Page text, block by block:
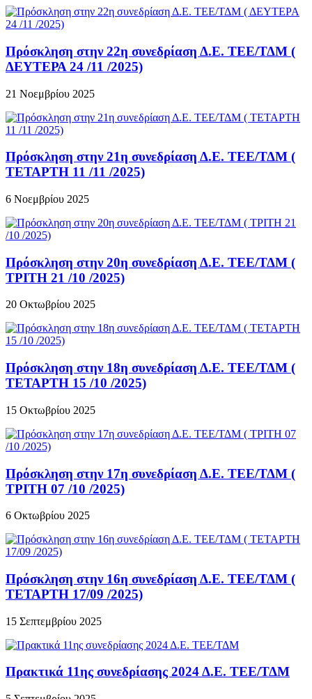
Πρόσκληση στην 22η συνεδρίαση Δ.Ε. ΤΕΕ/ΤΔΜ (
ΔΕΥΤΕΡΑ 24 /11 /2025)
21 Νοεμβρίου 2025
Πρόσκληση στην 21η συνεδρίαση Δ.Ε. ΤΕΕ/ΤΔΜ (
ΤΕΤΑΡΤΗ 11 /11 /2025)
6 Νοεμβρίου 2025
Πρόσκληση στην 20η συνεδρίαση Δ.Ε. ΤΕΕ/ΤΔΜ (
ΤΡΙΤΗ 21 /10 /2025)
20 Οκτωβρίου 2025
Πρόσκληση στην 18η συνεδρίαση Δ.Ε. ΤΕΕ/ΤΔΜ (
ΤΕΤΑΡΤΗ 15 /10 /2025)
15 Οκτωβρίου 2025
Πρόσκληση στην 17η συνεδρίαση Δ.Ε. ΤΕΕ/ΤΔΜ (
ΤΡΙΤΗ 07 /10 /2025)
6 Οκτωβρίου 2025
Πρόσκληση στην 16η συνεδρίαση Δ.Ε. ΤΕΕ/ΤΔΜ (
ΤΕΤΑΡΤΗ 17/09 /2025)
15 Σεπτεμβρίου 2025
Πρακτικά 11ης συνεδρίασης 2024 Δ.Ε. ΤΕΕ/ΤΔΜ